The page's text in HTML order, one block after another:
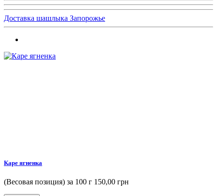
Доставка шашлыка Запорожье
Каре ягненка
(Весовая позиция) за 100 г 150,00 грн